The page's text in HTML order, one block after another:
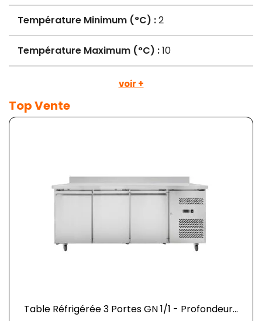
Température Minimum (°C) :2
Température Maximum (°C) :10
voir +
Top Vente
Table Réfrigérée 3 Portes GN 1/1 - Profondeur...